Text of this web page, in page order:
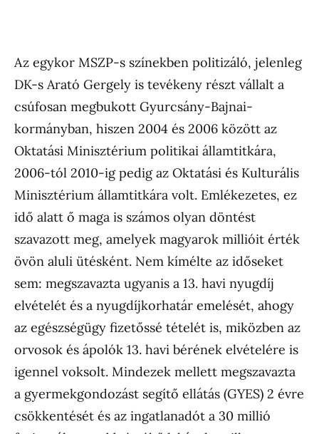
Az egykor MSZP-s színekben politizáló, jelenleg
DK-s Arató Gergely is tevékeny részt vállalt a
csúfosan megbukott Gyurcsány-Bajnai-
kormányban, hiszen 2004 és 2006 között az
Oktatási Minisztérium politikai államtitkára,
2006-tól 2010-ig pedig az Oktatási és Kulturális
Minisztérium államtitkára volt. Emlékezetes, ez
idő alatt ő maga is számos olyan döntést
szavazott meg, amelyek magyarok millióit érték
övön aluli ütésként. Nem kímélte az időseket
sem: megszavazta ugyanis a 13. havi nyugdíj
elvételét és a nyugdíjkorhatár emelését, ahogy
az egészségügy fizetőssé tételét is, miközben az
orvosok és ápolók 13. havi bérének elvételére is
igennel voksolt. Mindezek mellett megszavazta
a gyermekgondozást segítő ellátás (GYES) 2 évre
csökkentését és az ingatlanadót a 30 millió